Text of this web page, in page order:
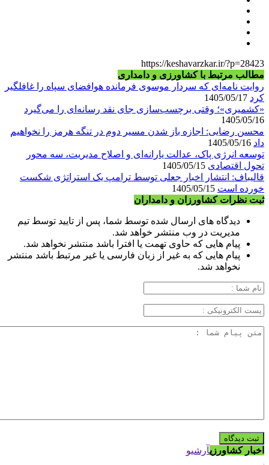
https://keshavarzkar.ir/?p=28423
مطالب مرتبط با کشاورزی و دامداری
روایت نامه‌ای که سردار موسوی فرمانده هوافضای سپاه را غافلگیر
کرد
«کشمیری»؛ وقتی برچسب‌سازی جای نقد رسانه‌ای را می‌گیرد
1405/05/16
محسن رضایی: اجازه باز شدن مسیر دوم در تنگه هرمز را نخواهیم
داد
توسعه انرژی پاک، عدالت یارانه‌ای و اصلاح مدیریت، سه محور
تحول اقتصادی
قالیباف: انتشار اخبار جعلی توسط ترامپ یک استراتژی شکست
خورده است
ثبت نظرات کشاورزان و دامداران
دیدگاه های ارسال شده توسط شما، پس از تایید توسط تیم
مدیریت در وب منتشر خواهد شد.
پیام هایی که حاوی تهمت یا افترا باشد منتشر نخواهد شد.
پیام هایی که به غیر از زبان فارسی یا غیر مرتبط باشد منتشر
نخواهد شد.
اخبار کشاورزیآرشیو